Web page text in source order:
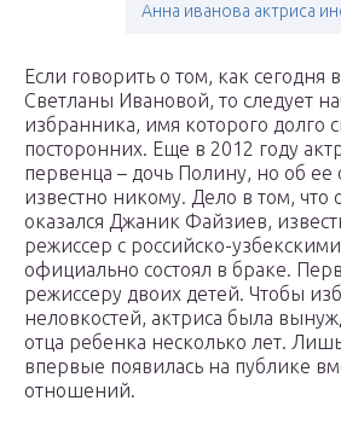
Анна иванова актриса
Если говорить о том, как сегодня
Светланы Ивановой, то следует
избранника, имя которого долго
посторонних. Еще в 2012 году
первенца – дочь Полину, но об ее
известно никому. Дело в том, что
оказался Джаник Файзиев,
режиссер с российско-
официально состоял в браке.
режиссеру двоих детей. Чтобы
неловкостей, актриса была
отца ребенка несколько лет.
впервые появилась на публике
отношений.